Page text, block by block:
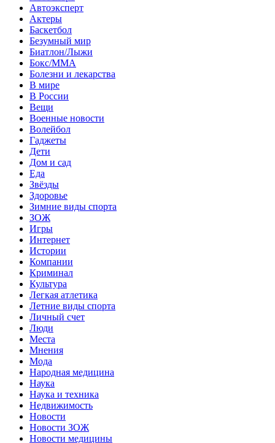
Автоэксперт
Актеры
Баскетбол
Безумный мир
Биатлон/Лыжи
Бокс/MMA
Болезни и лекарства
В мире
В России
Вещи
Военные новости
Волейбол
Гаджеты
Дети
Дом и сад
Еда
Звёзды
Здоровье
Зимние виды спорта
ЗОЖ
Игры
Интернет
Истории
Компании
Криминал
Культура
Легкая атлетика
Летние виды спорта
Личный счет
Люди
Места
Мнения
Мода
Народная медицина
Наука
Наука и техника
Недвижимость
Новости
Новости ЗОЖ
Новости медицины